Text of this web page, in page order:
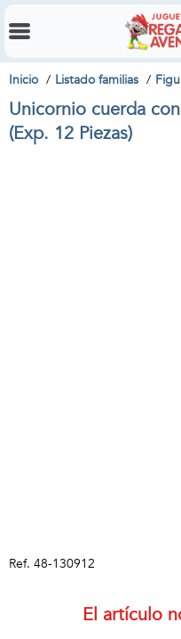
Inicio Listado familias
Unicornio cuerda
(Exp. 12 Piezas)
Ref. 48-130912
El artículo